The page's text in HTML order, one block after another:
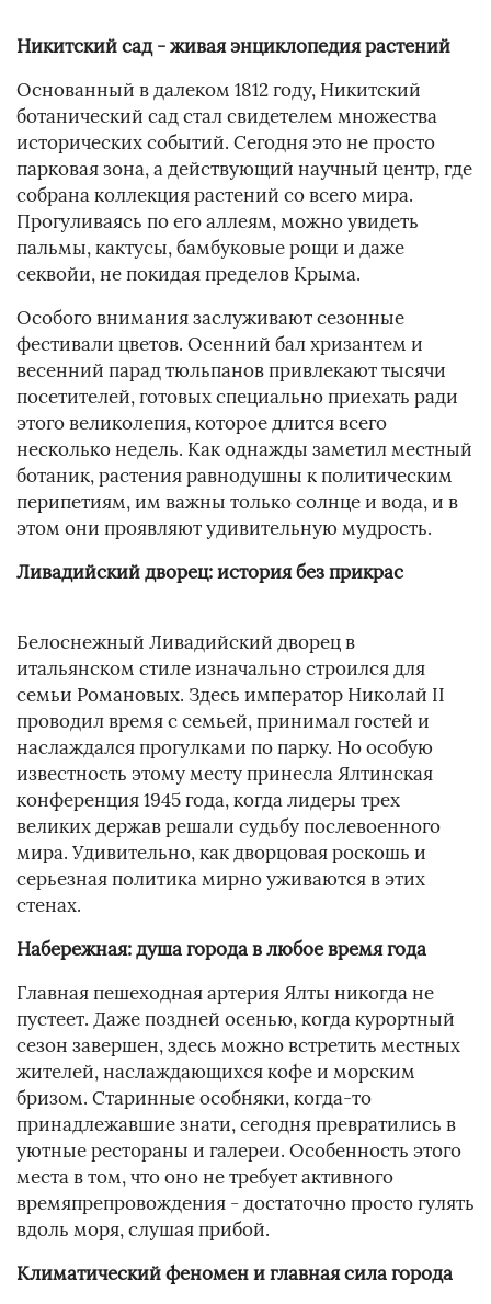
Никитский сад - живая энциклопедия растений
Основанный в далеком 1812 году, Никитский
ботанический сад стал свидетелем множества
исторических событий. Сегодня это не просто
парковая зона, а действующий научный центр, где
собрана коллекция растений со всего мира.
Прогуливаясь по его аллеям, можно увидеть
пальмы, кактусы, бамбуковые рощи и даже
секвойи, не покидая пределов Крыма.
Особого внимания заслуживают сезонные
фестивали цветов. Осенний бал хризантем и
весенний парад тюльпанов привлекают тысячи
посетителей, готовых специально приехать ради
этого великолепия, которое длится всего
несколько недель. Как однажды заметил местный
ботаник, растения равнодушны к политическим
перипетиям, им важны только солнце и вода, и в
этом они проявляют удивительную мудрость.
Ливадийский дворец: история без прикрас
Белоснежный Ливадийский дворец в
итальянском стиле изначально строился для
семьи Романовых. Здесь император Николай II
проводил время с семьей, принимал гостей и
наслаждался прогулками по парку. Но особую
известность этому месту принесла Ялтинская
конференция 1945 года, когда лидеры трех
великих держав решали судьбу послевоенного
мира. Удивительно, как дворцовая роскошь и
серьезная политика мирно уживаются в этих
стенах.
Набережная: душа города в любое время года
Главная пешеходная артерия Ялты никогда не
пустеет. Даже поздней осенью, когда курортный
сезон завершен, здесь можно встретить местных
жителей, наслаждающихся кофе и морским
бризом. Старинные особняки, когда-то
принадлежавшие знати, сегодня превратились в
уютные рестораны и галереи. Особенность этого
места в том, что оно не требует активного
времяпрепровождения - достаточно просто гулять
вдоль моря, слушая прибой.
Климатический феномен и главная сила города